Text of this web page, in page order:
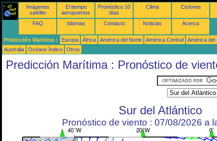
Imágenes
satélite
El tiempo
aeropuertos
Pronóstico 10
días
Clima Ciclones
FAQ Idiomas Contacto Noticias Acerca
Predicción Marítima : Europa África América del Norte América Central
América del
Australia
Océano Índico Otros
Predicción Marítima : Pronóstico de
Sur del Atlántico
Pronóstico de viento : 07/08/2026 a